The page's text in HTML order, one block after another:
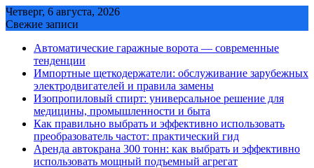
Skip
to
Четверг, 6 августа, 2026
Свежие записи
Автоматические гаражные ворота — современные
тенденции
Импортные щеткодержатели: обслуживание зарубежных
электродвигателей и правила замены
Изопропиловый спирт: универсальное решение для
медицины, промышленности и быта
Как правильно выбрать и эффективно использовать
преобразователь частот: практический гид
Аренда автокрана 300 тонн: как выбрать и эффективно
использовать мощный подъемный агрегат